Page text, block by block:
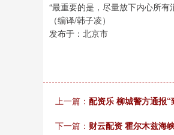
“最重要的是，尽量放下内心所
（编译/韩子凌）
发布于：北京市
上一篇： 配资乐 柳城警方通报
下一篇： 财云配资 霍尔木兹海